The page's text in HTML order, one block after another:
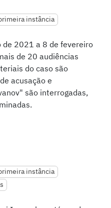
instância
de 2021 a 8 de fevereiro
de 20 audiências
do caso são
acusação e
são interrogadas,
instância